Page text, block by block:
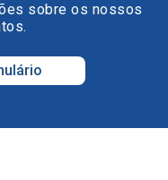
sobre os nossos